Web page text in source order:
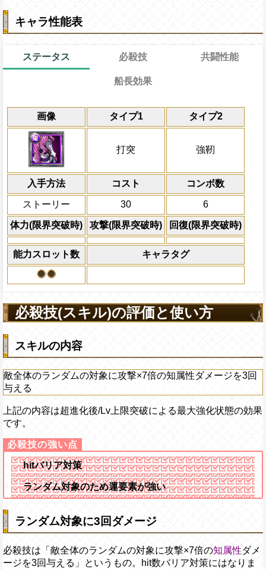
キャラ性能表
ステータス
画像 タイプ1 タイプ2
打突 強靭
入手方法 コスト コンボ数
ストーリー 30 6
体力(限界突破時) 攻撃(限界突破時) 回復(限界突破時)
能力スロット数 キャラタグ
必殺技
通常
限界突破
通常時
敵全体のランダムの対象に攻撃×7倍の知
上限突破
共闘性能
共闘性能
船長効果
冒険開始時の必殺タ
にし、他の属性キャ
必殺技
ターン数：8
敵1体のHPを25%減
体力の上限を無視し
×30倍の全プレイヤー
(最大体力の2倍上限
えている時、体力満
になる)、全プレイヤ
アクション
を30%下げ、強靭タ
げる
船長効果
通常時
なし
Lv上限突破
必殺技(スキル)の評価と使い方
スキルの内容
敵全体のランダムの対象に攻撃×7倍の知属性ダメージを3回
与える
上記の内容は超進化後/Lv上限突破による最大強化状態の効果
です。
hitバリア対策
ランダム対象のため運要素が強い
ランダム対象に3回ダメージ
必殺技は「敵全体のランダムの対象に攻撃×7倍の知属性ダメ
ージを3回与える」というもの。hit数バリア対策にはなりま